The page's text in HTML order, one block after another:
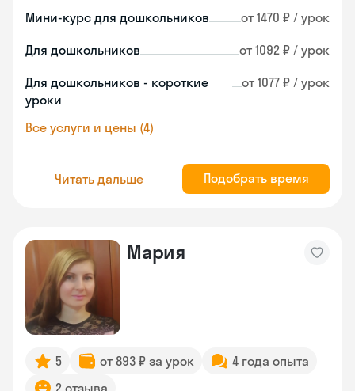
Мини-курс для дошкольников от 1470 ₽ / урок
Для дошкольников от 1092 ₽ / урок
Для дошкольников - короткие
уроки
от 1077 ₽ / урок
Все услуги и цены (4)
Читать дальше Подобрать время
Мария
5 от 893 ₽ за урок
4 года опыта
2 отзыва